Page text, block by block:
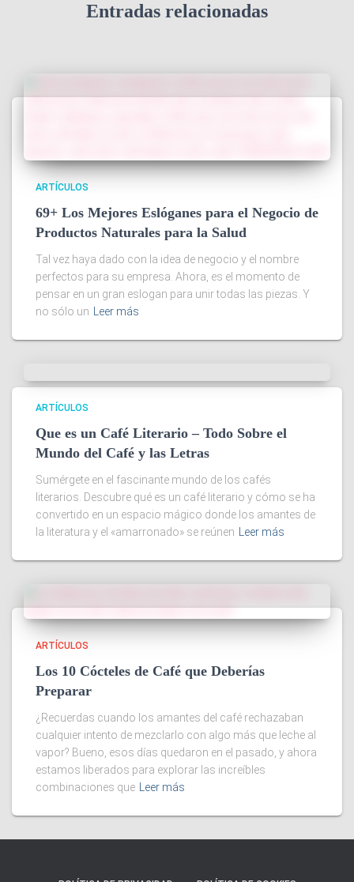
Entradas relacionadas
ARTÍCULOS
69+ Los Mejores Eslóganes para el Negocio de
Productos Naturales para la Salud
Tal vez haya dado con la idea de negocio y el nombre
perfectos para su empresa. Ahora, es el momento de
pensar en un gran eslogan para unir todas las piezas. Y
no sólo un
Leer más
ARTÍCULOS
Que es un Café Literario – Todo Sobre el
Mundo del Café y las Letras
Sumérgete en el fascinante mundo de los cafés
literarios. Descubre qué es un café literario y cómo se ha
convertido en un espacio mágico donde los amantes de
la literatura y el «amarronado» se reúnen
Leer más
ARTÍCULOS
Los 10 Cócteles de Café que Deberías
Preparar
¿Recuerdas cuando los amantes del café rechazaban
cualquier intento de mezclarlo con algo más que leche al
vapor? Bueno, esos días quedaron en el pasado, y ahora
estamos liberados para explorar las increíbles
combinaciones que
Leer más